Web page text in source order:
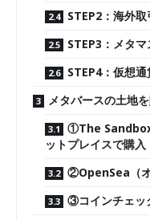
STEP2：海外
STEP3：メタ
STEP4：仮想
メタバースの土地
①The
ットプレイスで購入
②OpenSea（
③コインチェッ